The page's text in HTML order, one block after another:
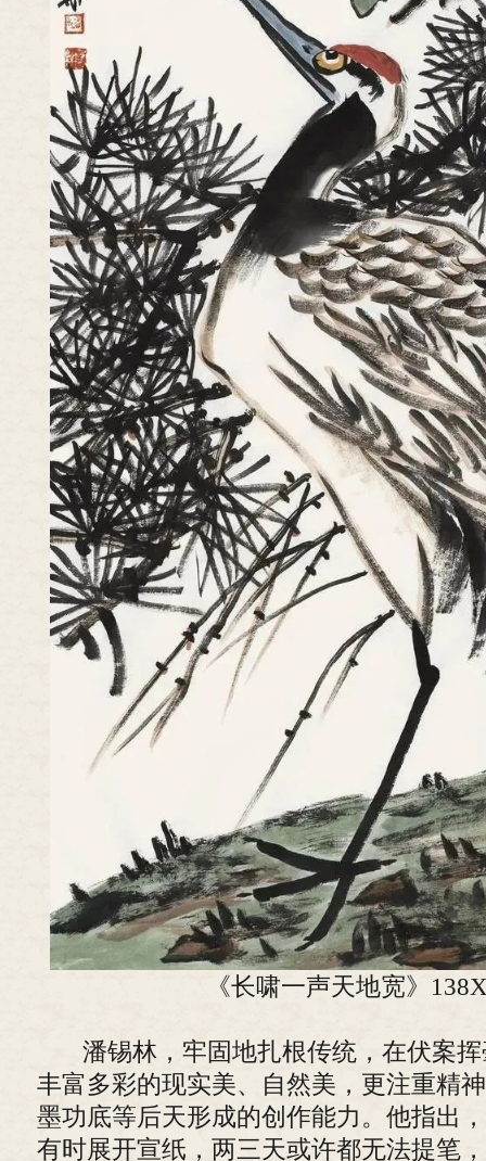
《长啸一声天地宽》
潘锡林，牢固地扎根传统，在伏案挥
丰富多彩的现实美、自然美，更注重精
墨功底等后天形成的创作能力。他指出
有时展开宣纸，两三天或许都无法提笔